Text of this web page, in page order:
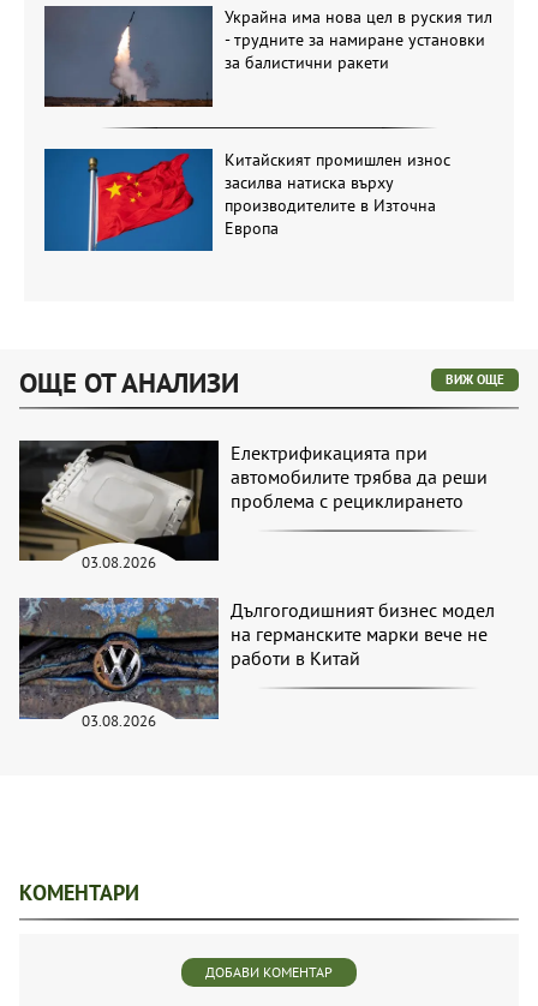
Украйна има нова цел в руския тил
- трудните за намиране установки
за балистични ракети
Китайският промишлен износ
засилва натиска върху
производителите в Източна
Европа
ОЩЕ ОТ АНАЛИЗИ ВИЖ ОЩЕ
03.08.2026
Електрификацията при
автомобилите трябва да реши
проблема с рециклирането
03.08.2026
Дългогодишният бизнес модел
на германските марки вече не
работи в Китай
КОМЕНТАРИ
ДОБАВИ КОМЕНТАР